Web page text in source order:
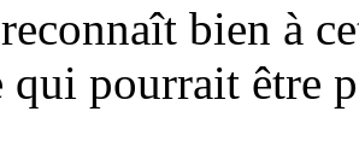
bien à
pourrait être